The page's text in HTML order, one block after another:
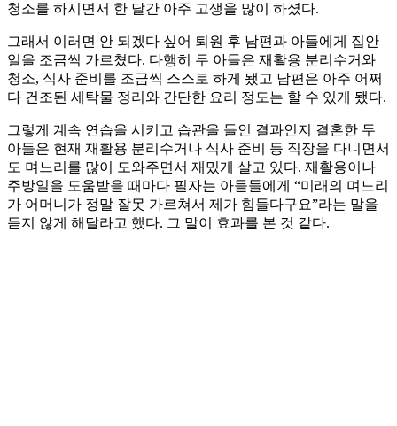
청소를 하시면서 한 달간 아주 고생을 많이 하셨다.
그래서 이러면 안 되겠다 싶어 퇴원 후 남편과 아들에게 집안
일을 조금씩 가르쳤다. 다행히 두 아들은 재활용 분리수거와
청소, 식사 준비를 조금씩 스스로 하게 됐고 남편은 아주 어쩌
다 건조된 세탁물 정리와 간단한 요리 정도는 할 수 있게 됐다.
그렇게 계속 연습을 시키고 습관을 들인 결과인지 결혼한 두
아들은 현재 재활용 분리수거나 식사 준비 등 직장을 다니면서
도 며느리를 많이 도와주면서 재밌게 살고 있다. 재활용이나
주방일을 도움받을 때마다 필자는 아들들에게 “미래의 며느리
가 어머니가 정말 잘못 가르쳐서 제가 힘들다구요”라는 말을
듣지 않게 해달라고 했다. 그 말이 효과를 본 것 같다.